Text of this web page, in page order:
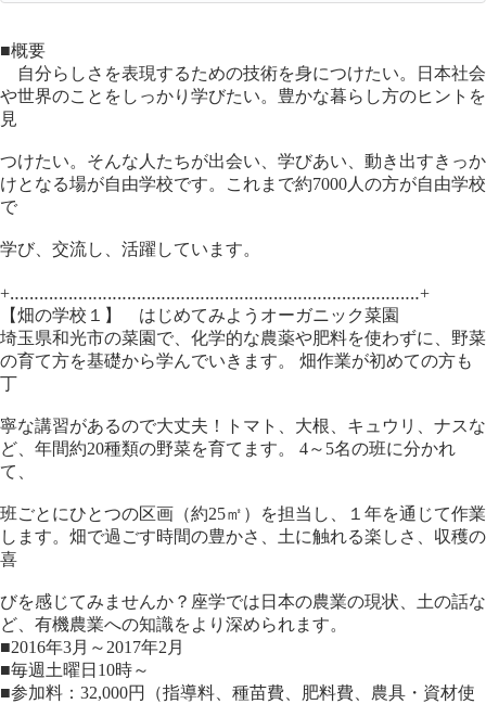
■概要
自分らしさを表現するための技術を身につけたい。日本社会
や世界のことをしっかり学びたい。豊かな暮らし方のヒントを
見
つけたい。そんな人たちが出会い、学びあい、動き出すきっか
けとなる場が自由学校です。これまで約7000人の方が自由学校
で
学び、交流し、活躍しています。
+‥‥‥‥‥‥‥‥‥‥‥‥‥‥‥‥‥‥‥‥‥‥‥‥‥‥‥‥‥‥‥‥‥‥‥‥‥‥‥‥‥‥+
【畑の学校１】 はじめてみようオーガニック菜園
埼玉県和光市の菜園で、化学的な農薬や肥料を使わずに、野菜
の育て方を基礎から学んでいきます。 畑作業が初めての方も
丁
寧な講習があるので大丈夫！トマト、大根、キュウリ、ナスな
ど、年間約20種類の野菜を育てます。 4～5名の班に分かれ
て、
班ごとにひとつの区画（約25㎡）を担当し、１年を通じて作業
します。畑で過ごす時間の豊かさ、土に触れる楽しさ、収穫の
喜
びを感じてみませんか？座学では日本の農業の現状、土の話な
ど、有機農業への知識をより深められます。
■2016年3月～2017年2月
■毎週土曜日10時～
■参加料：32,000円（指導料、種苗費、肥料費、農具・資材使